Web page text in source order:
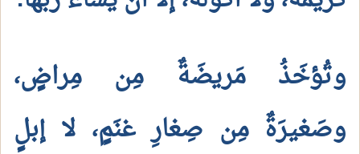
وتُؤخَذُ مَريضَةٌ مِن مِراضٍ،
وصَغيرَةٌ مِن صِغارِ غنَمٍ، لا إبلٍ